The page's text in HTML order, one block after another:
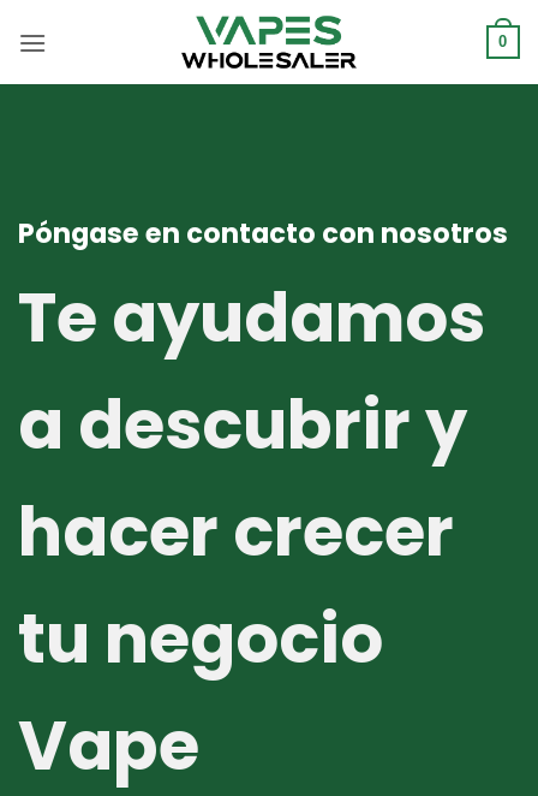
0
Póngase en contacto con nosotros
Te ayudamos
a descubrir y
hacer crecer
tu negocio
Vape